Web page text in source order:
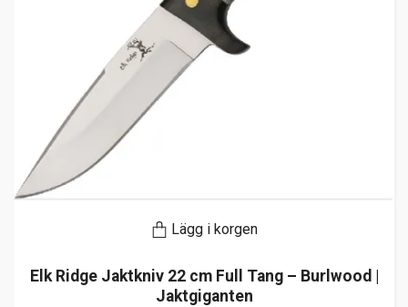
Lägg i korgen
Elk Ridge Jaktkniv 22 cm Full Tang – Burlwood |
Jaktgiganten